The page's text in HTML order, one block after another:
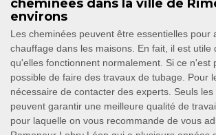
cheminées dans la ville de
environs
Les cheminées peuvent être essentielles pour
chauffage dans les maisons. En fait, il est utile
qu'elles fonctionnent normalement. Si ce n'est
possible de faire des travaux de tubage. Pour
nécessaire de contacter des experts. Seuls
peuvent garantir une meilleure qualité de
pour laquelle on vous recommande de vous